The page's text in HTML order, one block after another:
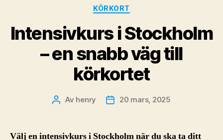
Kategorier
KÖRKORT
Intensivkurs i Stockholm
– en snabb väg till
körkortet
Inläggsförfattare
Av henry Inläggsdatum
20 mars, 2025
Välj en intensivkurs i Stockholm när du ska ta ditt